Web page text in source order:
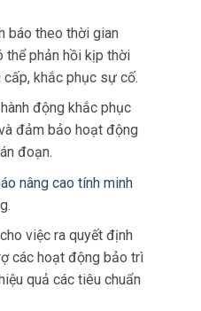
báo theo thời gian
thể phản hồi kịp thời
cấp, khắc phục sự cố.
động khắc phục
đảm bảo hoạt động
đoạn.
nâng cao tính minh
việc ra quyết định
các hoạt động bảo trì
quả các tiêu chuẩn